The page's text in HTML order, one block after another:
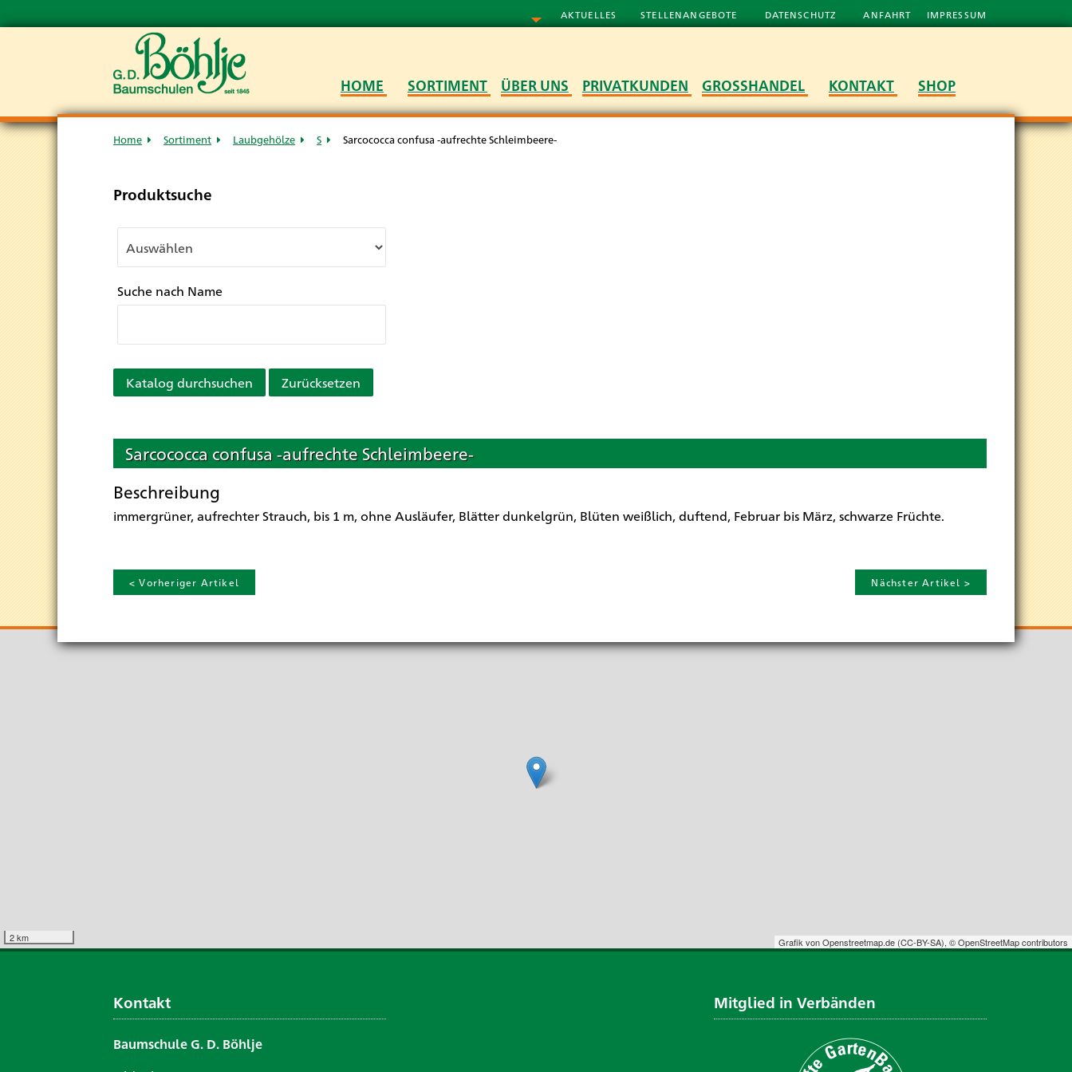
AKTUELLES STELLENANGEBOTE DATENSCHUTZ ANFAHRT IMPRESSUM
HOME SORTIMENT ÜBER UNS PRIVATKUNDEN GROSSHANDEL KONTAKT SHOP
Home Sortiment Laubgehölze S Sarcococca confusa -aufrechte Schleimbeere-
Produktsuche
Suche nach Name
Katalog durchsuchen Zurücksetzen
Sarcococca confusa -aufrechte Schleimbeere-
Beschreibung
immergrüner, aufrechter Strauch, bis 1 m, ohne Ausläufer, Blätter dunkelgrün, Blüten weißlich, duftend, Februar bis März, schwarze Früchte.
< Vorheriger Artikel Nächster Artikel >
2 km Grafik vonOpenstreetmap.de (CC-BY-SA), © OpenStreetMap contributors
Kontakt
Baumschule G. D. Böhlje
Mitglied in Verbänden